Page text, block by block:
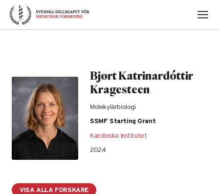
Skip
content
Bjørt Katrinardóttir
Kragesteen
Molekylärbiologi
SSMF Starting Grant
Karolinska Institutet
2024
VISA ALLA FORSKARE